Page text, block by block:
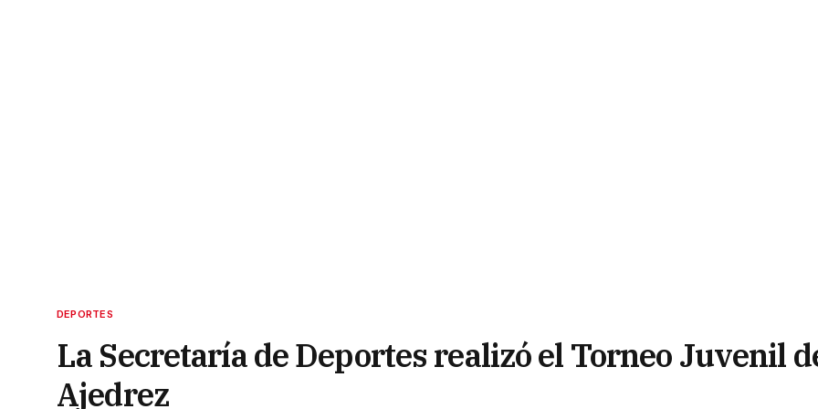
DEPORTES
La Secretaría de Deportes realizó el Torneo Juvenil
Ajedrez